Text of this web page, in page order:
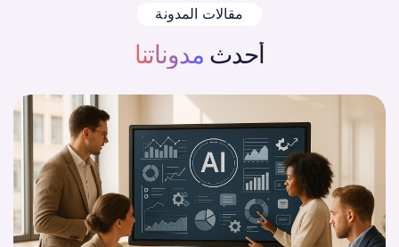
مقالات المدونة
أحدث مدوناتنا